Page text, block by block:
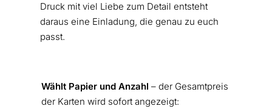
Druck mit viel Liebe zum Detail entsteht
daraus eine Einladung, die genau zu euch
passt.
Wählt Papier und Anzahl – der Gesamtpreis
der Karten wird sofort angezeigt: